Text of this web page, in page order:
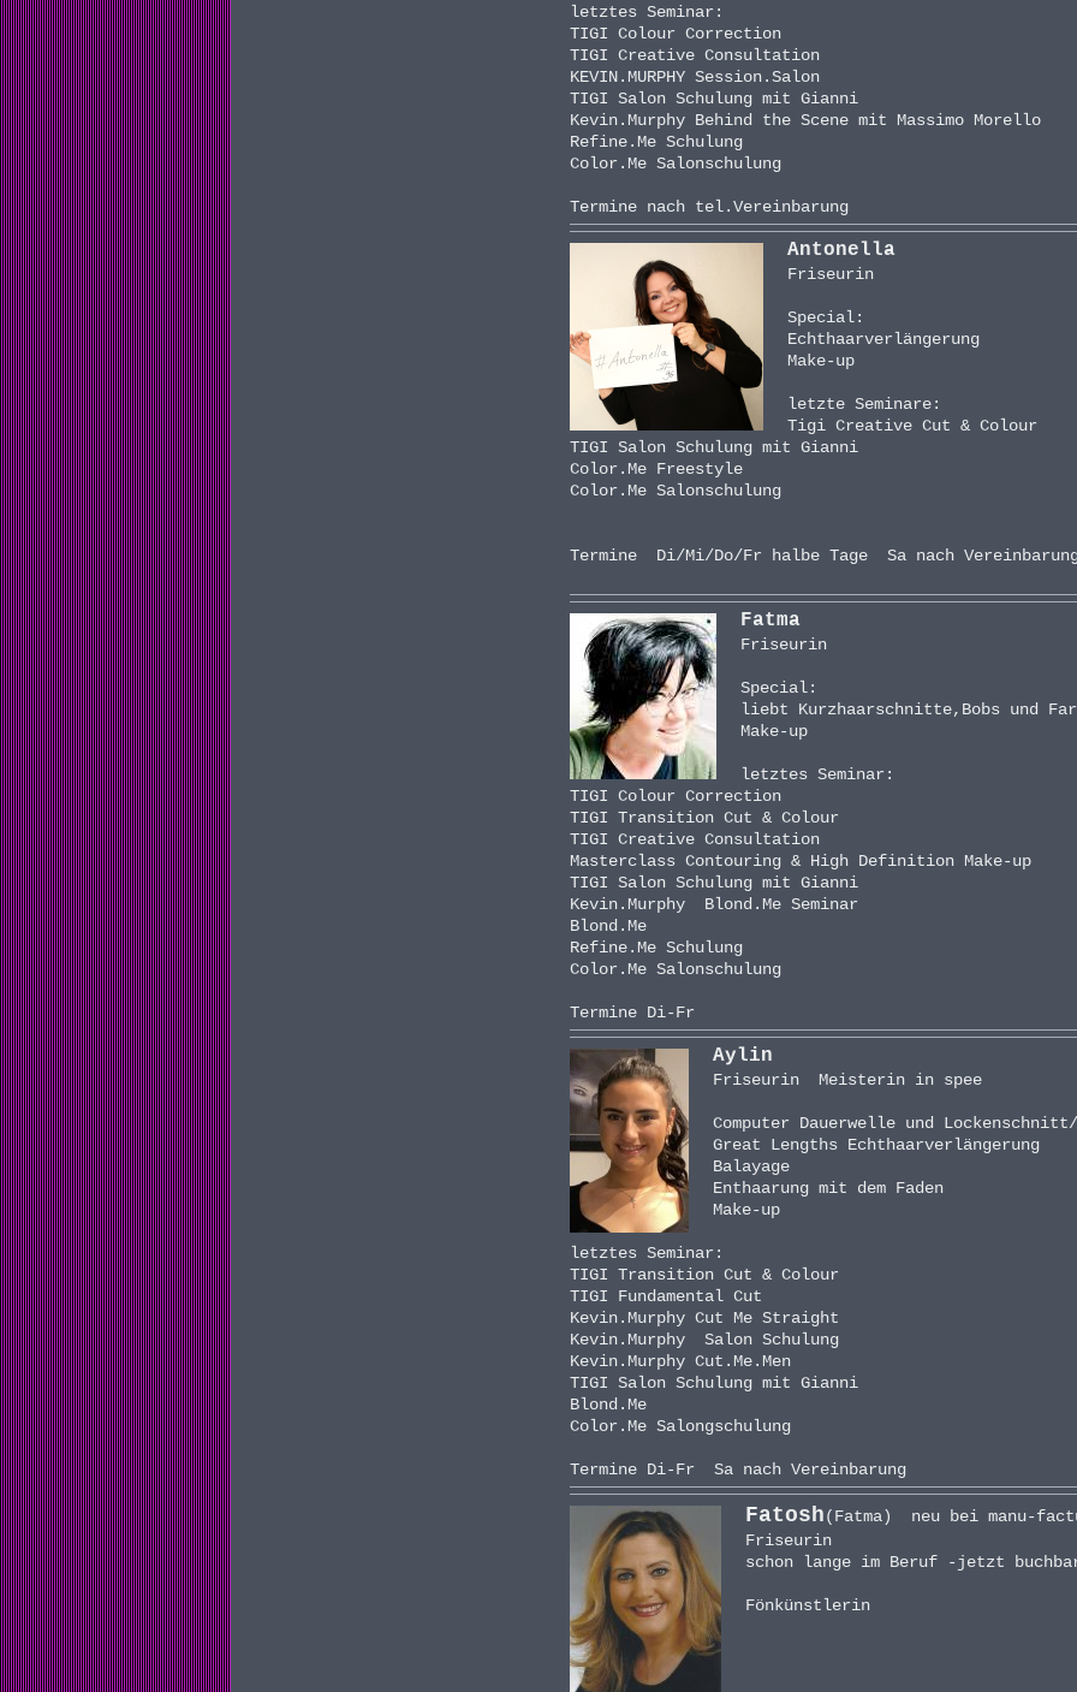
letztes Seminar:
TIGI Colour Correction
TIGI Creative Consultation
KEVIN.MURPHY Session.Salon
TIGI Salon Schulung mit Gianni
Kevin.Murphy Behind the Scene mit Massimo Morello
Refine.Me Schulung
Color.Me Salonschulung
Termine nach tel.Vereinbarung
Antonella
Friseurin
Special:
Echthaarverlängerung
Make-up
letzte Seminare:
Tigi Creative Cut & Colour
TIGI Salon Schulung mit Gianni
Color.Me Freestyle
Color.Me Salonschulung
Termine Di/Mi/Do/Fr halbe Tage Sa nach
Fatma
Friseurin
Special:
liebt Kurzhaarschnitte,Bobs und
Make-up
letztes Seminar:
TIGI Colour Correction
TIGI Transition Cut & Colour
TIGI Creative Consultation
Masterclass Contouring & High Definition Make-up
TIGI Salon Schulung mit Gianni
Kevin.Murphy Blond.Me Seminar
Blond.Me
Refine.Me Schulung
Color.Me Salonschulung
Termine Di-Fr
Aylin
Friseurin Meisterin in spee
Computer Dauerwelle und
Great Lengths Echthaarverlängerung
Balayage
Enthaarung mit dem Faden
Make-up
letztes Seminar:
TIGI Transition Cut & Colour
TIGI Fundamental Cut
Kevin.Murphy Cut Me Straight
Kevin.Murphy Salon Schulung
Kevin.Murphy Cut.Me.Men
TIGI Salon Schulung mit Gianni
Blond.Me
Color.Me Salongschulung
Termine Di-Fr Sa nach Vereinbarung
Fatosh(Fatma) neu bei manu-
Friseurin
schon lange im Beruf -jetzt
Fönkünstlerin